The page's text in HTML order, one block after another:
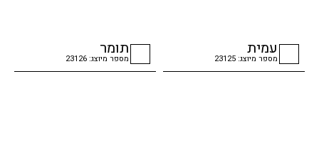
עמית
מספר מיוצג: 23125
תומר
מספר מיוצג: 23126